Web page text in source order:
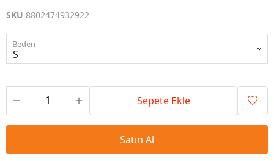
SKU 8802474932922
Beden
Sepete Ekle
Satın Al